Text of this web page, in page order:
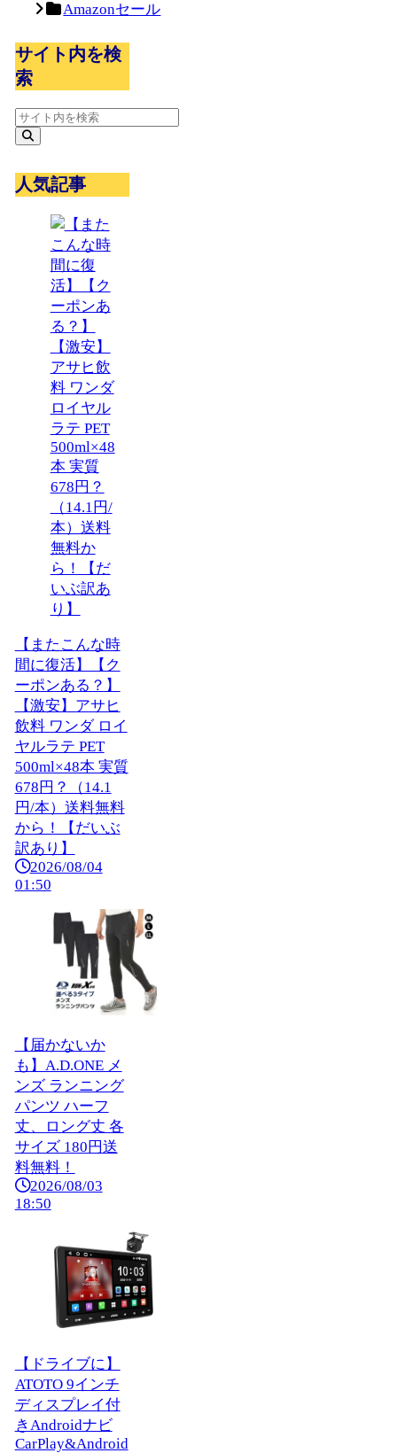
Amazonセール
サイト内を検
索
人気記事
【またこんな時
間に復活】【ク
ーポンある？】
【激安】アサヒ
飲料 ワンダ ロイ
ヤルラテ PET
500ml×48本 実質
678円？（14.1
円/本）送料無料
から！【だいぶ
訳あり】
2026/08/04
01:50
【届かないか
も】A.D.ONE メ
ンズ ランニング
パンツ ハーフ
丈、ロング丈 各
サイズ 180円送
料無料！
2026/08/03
18:50
【ドライブに】
ATOTO 9インチ
ディスプレイ付
きAndroidナビ
CarPlay&Android